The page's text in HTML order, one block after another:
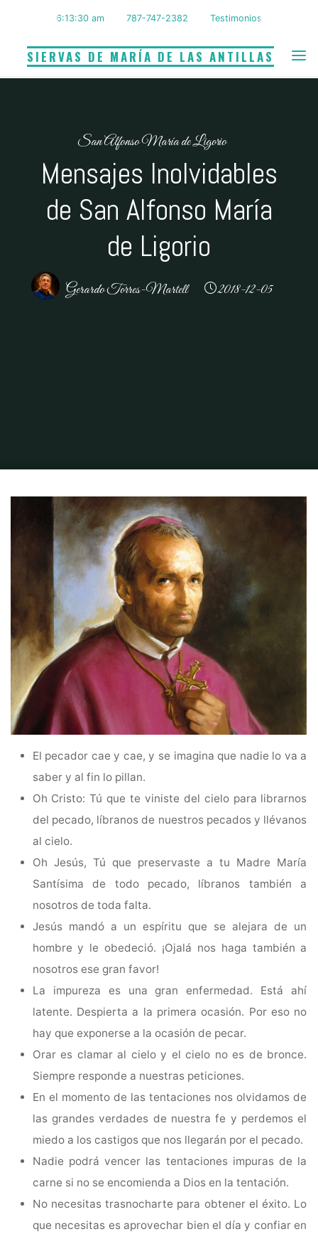
contenidoSIERVAS DE MARÍA DE LAS ANTILLAS
6:13:31 am 787-747-2382 Testimonios
San Alfonso María de Ligorio
Mensajes Inolvidables
de San Alfonso María
de Ligorio
Gerardo Torres-Martell 2018-12-05
El pecador cae y cae, y se imagina que nadie lo va a
saber y al fin lo pillan.
Oh Cristo: Tú que te viniste del cielo para librarnos
del pecado, líbranos de nuestros pecados y llévanos
al cielo.
Oh Jesús, Tú que preservaste a tu Madre María
Santísima de todo pecado, líbranos también a
nosotros de toda falta.
Jesús mandó a un espíritu que se alejara de un
hombre y le obedeció. ¡Ojalá nos haga también a
nosotros ese gran favor!
La impureza es una gran enfermedad. Está ahí
latente. Despierta a la primera ocasión. Por eso no
hay que exponerse a la ocasión de pecar.
Orar es clamar al cielo y el cielo no es de bronce.
Siempre responde a nuestras peticiones.
En el momento de las tentaciones nos olvidamos de
las grandes verdades de nuestra fe y perdemos el
miedo a los castigos que nos llegarán por el pecado.
Nadie podrá vencer las tentaciones impuras de la
carne si no se encomienda a Dios en la tentación.
No necesitas trasnocharte para obtener el éxito. Lo
que necesitas es aprovechar bien el día y confiar en